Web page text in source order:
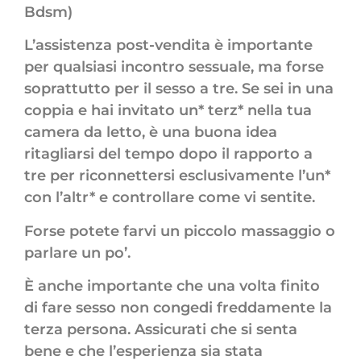
Bdsm)
L’assistenza post-vendita è importante
per qualsiasi incontro sessuale, ma forse
soprattutto per il sesso a tre. Se sei in una
coppia e hai invitato un* terz* nella tua
camera da letto, è una buona idea
ritagliarsi del tempo dopo il rapporto a
tre per riconnettersi esclusivamente l’un*
con l’altr* e controllare come vi sentite.
Forse potete farvi un piccolo massaggio o
parlare un po’.
È anche importante che una volta finito
di fare sesso non congedi freddamente la
terza persona. Assicurati che si senta
bene e che l’esperienza sia stata